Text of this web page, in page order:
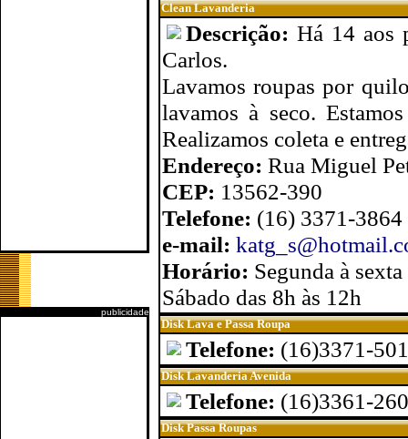
publicidade
Clean Lavanderia
Descrição: Há 14 aos
Carlos.
Lavamos roupas por
lavamos à seco.
Realizamos coleta e
Endereço: Rua Miguel
CEP: 13562-390
Telefone: (16) 3371-3864
e-mail:
Horário: Segunda à
Sábado das 8h às 12h
Disk Lava e Passa Roupa
Telefone: (16)3371-
Disk Lavanderia Avenida
Telefone: (16)3361-
Disk Passa Roupas